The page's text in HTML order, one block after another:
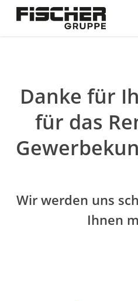
Danke für
für das
Wir werden uns
Ihnen